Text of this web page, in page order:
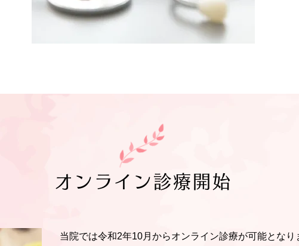
オンライン診療開始
当院では令和2年10月からオンライン診療が可能となり